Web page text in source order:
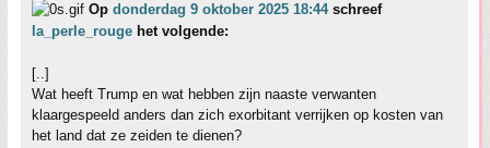
Op donderdag 9 oktober 2025 18:44schreef
la_perle_rouge het volgende:
[..]
Wat heeft Trump en wat hebben zijn naaste verwanten
klaargespeeld anders dan zich exorbitant verrijken op kosten van
het land dat ze zeiden te dienen?